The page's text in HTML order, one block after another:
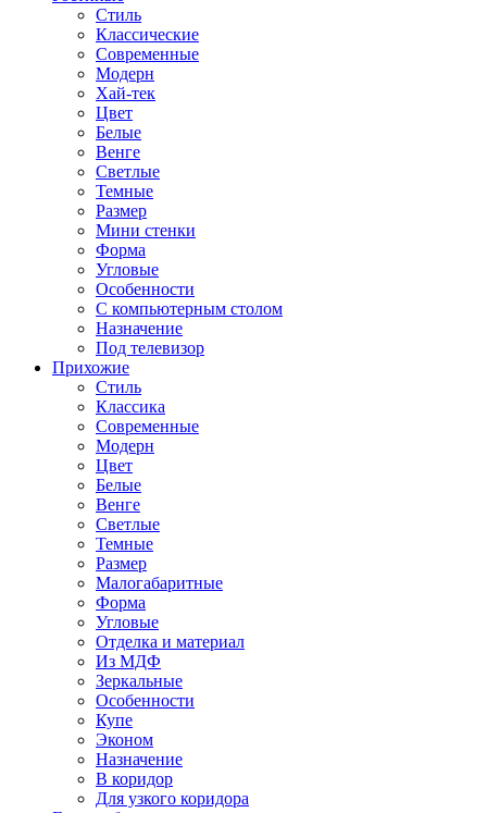
Стиль
Классические
Современные
Модерн
Хай-тек
Цвет
Белые
Венге
Светлые
Темные
Размер
Мини стенки
Форма
Угловые
Особенности
С компьютерным столом
Назначение
Под телевизор
Прихожие
Стиль
Классика
Современные
Модерн
Цвет
Белые
Венге
Светлые
Темные
Размер
Малогабаритные
Форма
Угловые
Отделка и материал
Из МДФ
Зеркальные
Особенности
Купе
Эконом
Назначение
В коридор
Для узкого коридора